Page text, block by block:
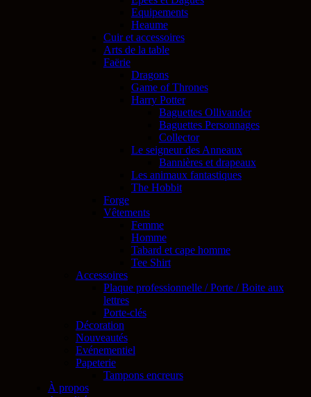
Equipements
Heaume
Cuir et accessoires
Arts de la table
Faërie
Dragons
Game of Thrones
Harry Potter
Baguettes Ollivander
Baguettes Personnages
Collector
Le seigneur des Anneaux
Bannières et drapeaux
Les animaux fantastiques
The Hobbit
Forge
Vêtements
Femme
Homme
Tabard et cape homme
Tee Shirt
Accessoires
Plaque professionnelle / Porte / Boite aux
lettres
Porte-clés
Décoration
Nouveautés
Evénementiel
Papeterie
Tampons encreurs
À propos